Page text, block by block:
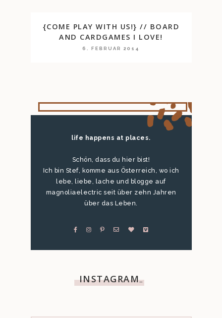
{COME PLAY WITH US!} // BOARD
AND CARDGAMES I LOVE!
6. FEBRUAR 2014
life happens at places.
Schön, dass du hier bist!
Ich bin Stef, komme aus Österreich, wo ich
lebe, liebe, lache und blogge auf
magnoliaelectric seit über zehn Jahren
über das Leben.
INSTAGRAM…